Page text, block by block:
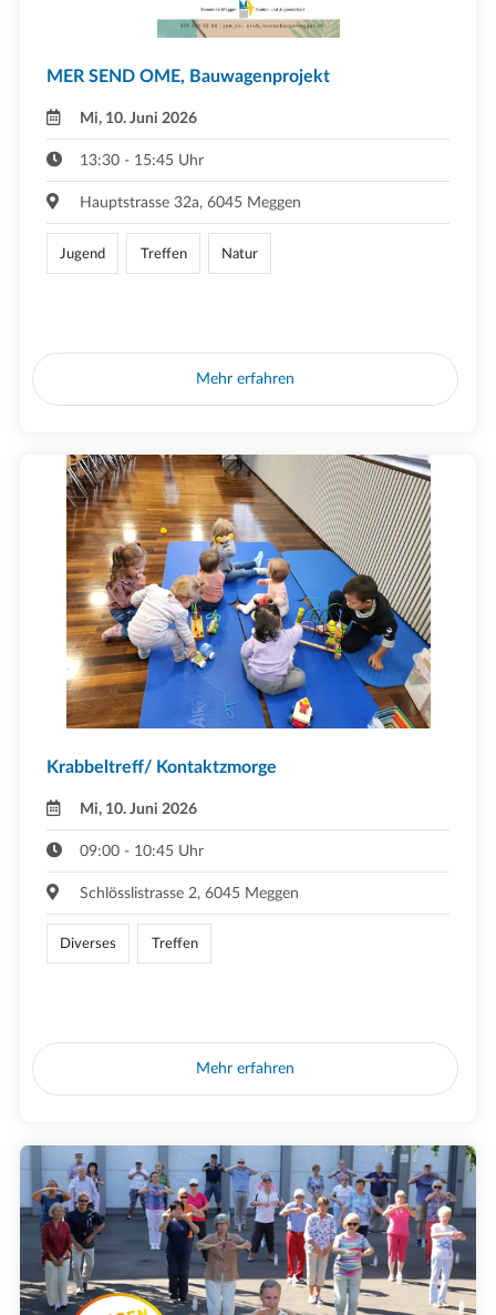
MER SEND OME, Bauwagenprojekt
Mi, 10. Juni 2026
13:30 - 15:45 Uhr
Hauptstrasse 32a, 6045 Meggen
Jugend Treffen Natur
Mehr erfahren
Krabbeltreff/ Kontaktzmorge
Mi, 10. Juni 2026
09:00 - 10:45 Uhr
Schlösslistrasse 2, 6045 Meggen
Diverses Treffen
Mehr erfahren